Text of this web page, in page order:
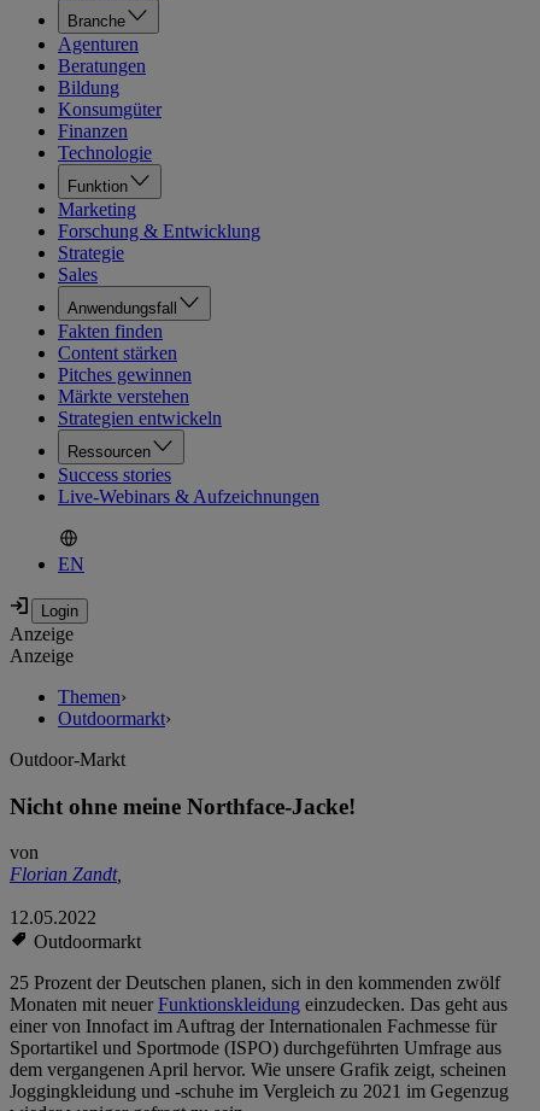
Branche
Agenturen
Beratungen
Bildung
Konsumgüter
Finanzen
Technologie
Funktion
Marketing
Forschung & Entwicklung
Strategie
Sales
Anwendungsfall
Fakten finden
Content stärken
Pitches gewinnen
Märkte verstehen
Strategien entwickeln
Ressourcen
Success stories
Live-Webinars & Aufzeichnungen
EN
Anzeige
Anzeige
Themen›
Outdoormarkt›
Outdoor-Markt
Nicht ohne meine Northface-Jacke!
von
Florian Zandt,
12.05.2022
Outdoormarkt
25 Prozent der Deutschen planen, sich in den kommenden zwölf
Monaten mit neuerFunktionskleidung einzudecken. Das geht aus
einer von Innofact im Auftrag der Internationalen Fachmesse für
Sportartikel und Sportmode (ISPO) durchgeführten Umfrage aus
dem vergangenen April hervor. Wie unsere Grafik zeigt, scheinen
Joggingkleidung und -schuhe im Vergleich zu 2021 im Gegenzug